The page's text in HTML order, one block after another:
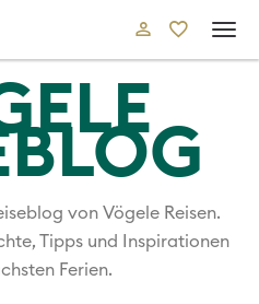
von Vögele Reisen.
Tipps und Inspirationen
Ferien.